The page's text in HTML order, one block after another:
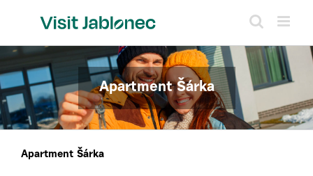
Apartment Šárka
Apartment Šárka